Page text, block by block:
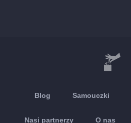
Blog Samouczki
Nasi partnerzy O nas